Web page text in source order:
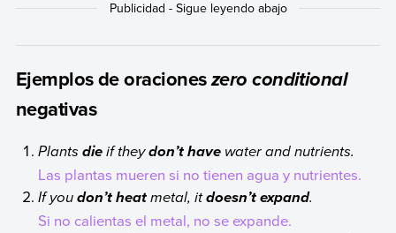
Ejemplos de oracioneszero conditional
negativas
Plantsdie if theydon’t have water and nutrients.
Las plantas mueren si no tienen agua y nutrientes.
If youdon’t heat metal, itdoesn’t expand.
Si no calientas el metal, no se expande.